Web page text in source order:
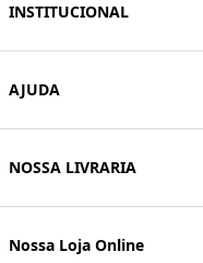
INSTITUCIONAL
AJUDA
NOSSA LIVRARIA
Nossa Loja Online